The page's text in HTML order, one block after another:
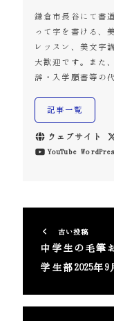
鎌倉市長谷にて書
って字を書ける、
レッスン、美文字
大歓迎です。また
辞・入学願書等の
記事一覧
ウェブサイト
YouTube
古い投稿
中学生の毛筆
学生部2025年